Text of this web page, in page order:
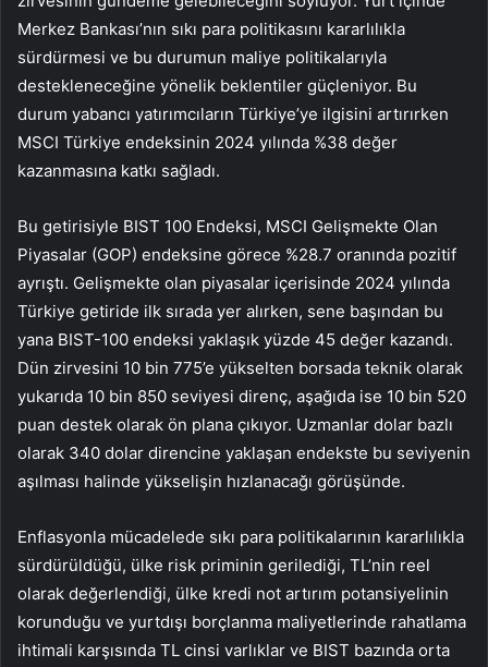
Merkez Bankası’nın sıkı para politikasını kararlılıkla
sürdürmesi ve bu durumun maliye politikalarıyla
destekleneceğine yönelik beklentiler güçleniyor. Bu
durum yabancı yatırımcıların Türkiye’ye ilgisini artırırken
MSCI Türkiye endeksinin 2024 yılında %38 değer
kazanmasına katkı sağladı.
Bu getirisiyle BIST 100 Endeksi, MSCI Gelişmekte Olan
Piyasalar (GOP) endeksine görece %28.7 oranında pozitif
ayrıştı. Gelişmekte olan piyasalar içerisinde 2024 yılında
Türkiye getiride ilk sırada yer alırken, sene başından bu
yana BIST-100 endeksi yaklaşık yüzde 45 değer kazandı.
Dün zirvesini 10 bin 775’e yükselten borsada teknik olarak
yukarıda 10 bin 850 seviyesi direnç, aşağıda ise 10 bin 520
puan destek olarak ön plana çıkıyor. Uzmanlar dolar bazlı
olarak 340 dolar direncine yaklaşan endekste bu seviyenin
aşılması halinde yükselişin hızlanacağı görüşünde.
Enflasyonla mücadelede sıkı para politikalarının kararlılıkla
sürdürüldüğü, ülke risk priminin gerilediği, TL’nin reel
olarak değerlendiği, ülke kredi not artırım potansiyelinin
korunduğu ve yurtdışı borçlanma maliyetlerinde rahatlama
ihtimali karşısında TL cinsi varlıklar ve BIST bazında orta